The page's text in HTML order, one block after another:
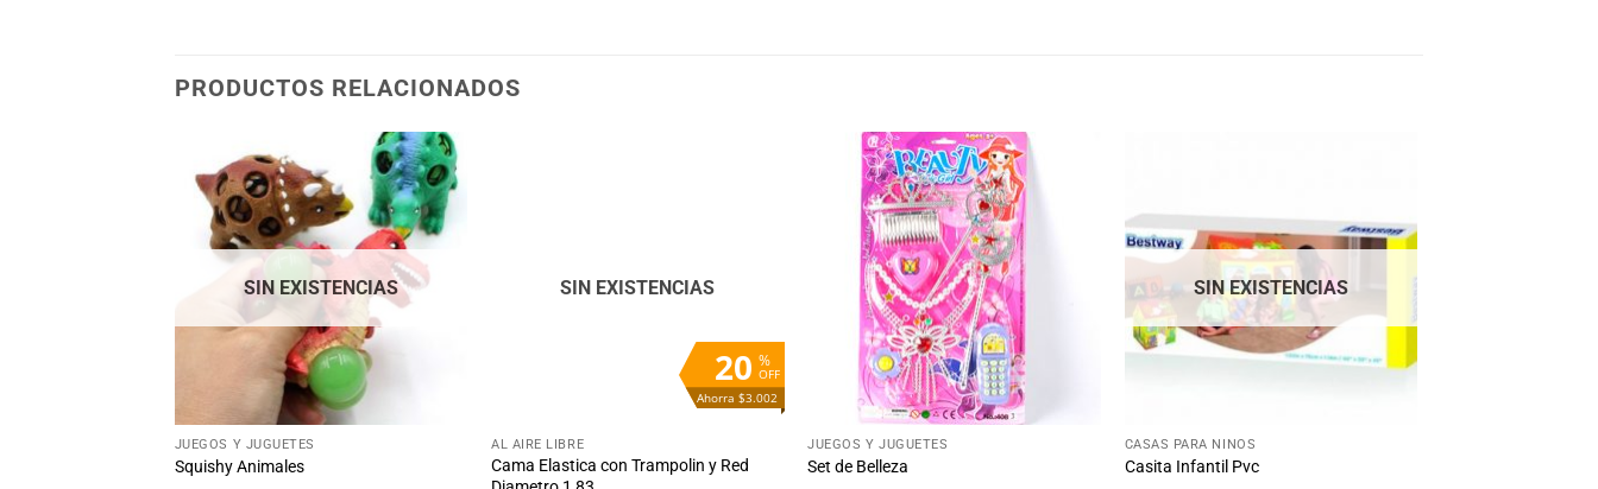
PRODUCTOS RELACIONADOS
Añadir
a la
lista
de
deseos
SIN EXISTENCIAS
JUEGOS Y JUGUETES
Squishy Animales
%
OFF
20
Ahorra $3.002
SIN EXISTENCIAS
AL AIRE LIBRE
Cama Elastica con Trampolin y Red
JUEGOS Y JUGUETES
Set de Belleza
lista
de
SIN EXISTENCIAS
CASAS PARA NIÑOS
Casita Infantil Pvc